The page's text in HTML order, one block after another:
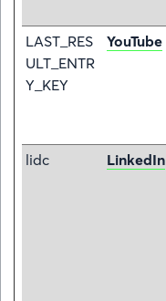
LAST_RES
ULT_ENTR
Y_KEY
YouTube
lidc LinkedIn